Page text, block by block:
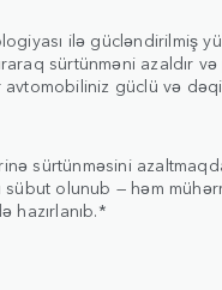
ilə gücləndirilmiş
sürtünməni azaldır və
avtomobiliniz güclü və
sürtünməsini
olunub — həm
hazırlanıb.*